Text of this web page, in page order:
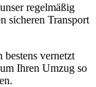
regelmäßig
sicheren Transport
vernetzt
Ihren Umzug so